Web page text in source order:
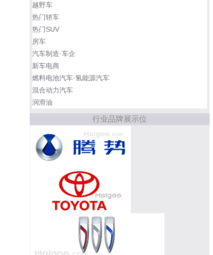
01 别克GL6
02 传祺GM6
吉利嘉际
五菱凯捷
上汽大通MAXUS G10
比亚迪D1
越野车
热门轿车
热门SUV
房车
汽车制造·车企
新车电商
燃料电池汽车·氢能源汽车
混合动力汽车
润滑油
行业品牌展示位